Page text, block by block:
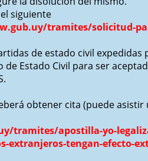
siguiente
tramites/solicitud-
de estado civil expedidas
de Estado Civil para ser
obtener cita (puede asistir
tramites/apostilla-yo-
extranjeros-tengan-efecto-